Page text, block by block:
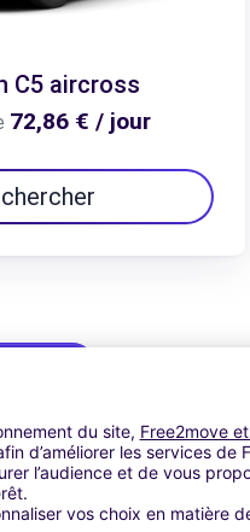
C5 aircross
72,86 € / jour